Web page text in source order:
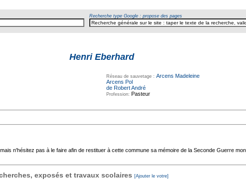
Recherche type Google : propose des pages
Henri Eberhard
Réseau de sauvetage : Arcens Madeleine
Arcens Pol
de Robert André
Profession: Pasteur
n'hésitez pas à le faire afin de restituer à cette commune sa mémoire de la Seconde Guerre
exposés et travaux scolaires [Ajouter le votre]